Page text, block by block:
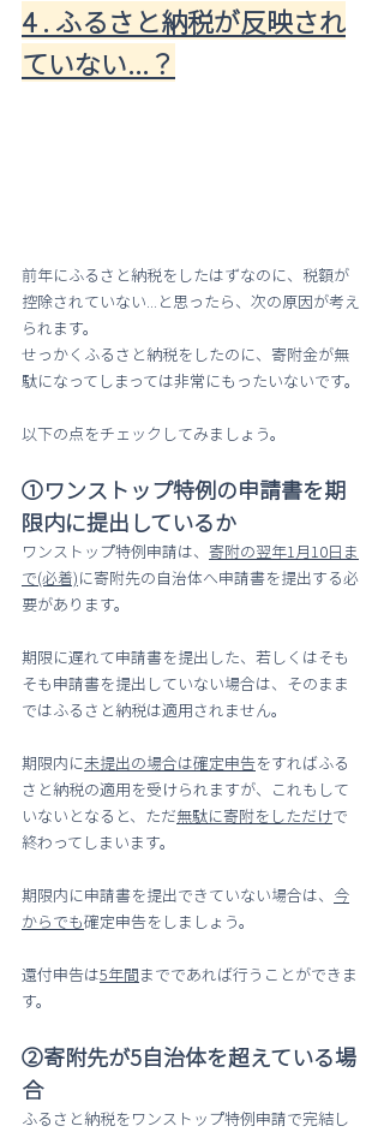
4 . ふるさと納税が反映され
ていない...？
前年にふるさと納税をしたはずなのに、税額が
控除されていない...と思ったら、次の原因が考え
られます。
せっかくふるさと納税をしたのに、寄附金が無
駄になってしまっては非常にもったいないです。
以下の点をチェックしてみましょう。
①ワンストップ特例の申請書を期
限内に提出しているか
ワンストップ特例申請は、 寄附の翌年1月10日ま
で(必着)に寄附先の自治体へ申請書を提出する必
要があります。
期限に遅れて申請書を提出した、若しくはそも
そも申請書を提出していない場合は、そのまま
ではふるさと納税は適用されません。
期限内に未提出の場合は確定申告をすればふる
さと納税の適用を受けられますが、これもして
いないとなると、ただ無駄に寄附をしただけで
終わってしまいます。
期限内に申請書を提出できていない場合は、 今
からでも確定申告をしましょう。
還付申告は5年間までであれば行うことができま
す。
②寄附先が5自治体を超えている場
合
ふるさと納税をワンストップ特例申請で完結し